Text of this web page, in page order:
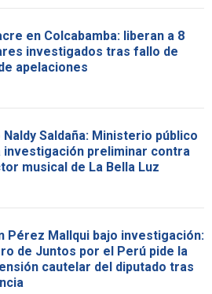
en Colcabamba: liberan a 8
investigados tras fallo de
apelaciones
Naldy Saldaña: Ministerio público
investigación preliminar contra
musical de La Bella Luz
Pérez Mallqui bajo investigación:
de Juntos por el Perú pide la
cautelar del diputado tras